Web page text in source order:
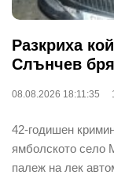
Разкриха
Слънчев
08.08.2026 18:11:35
42-годишен
ямболското село
палеж на лек